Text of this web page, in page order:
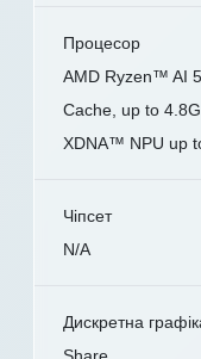
Процесор
AMD Ryzen™ AI
Cache, up to
XDNA™ NPU up
Чіпсет
N/A
Дискретна
Share